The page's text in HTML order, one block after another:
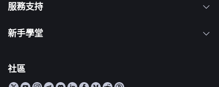
服務支持
新手學堂
社區